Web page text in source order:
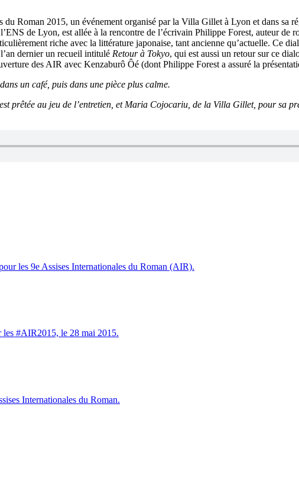
du Roman 2015, un événement organisé par la Villa Gillet à Lyon et dans sa
de Lyon, est allée à la rencontre de l’écrivain Philippe Forest, auteur de
riche avec la littérature japonaise, tant ancienne qu’actuelle. Ce
dernier un recueil intitulé Retour à Tokyo, qui est aussi un retour sur ce
des AIR avec Kenzaburô Ôé (dont Philippe Forest a assuré la
un café, puis dans une pièce plus calme.
prêtée au jeu de l’entretien, et Maria Cojocariu, de la Villa Gillet, pour sa
les 9e Assises Internationales du Roman (AIR).
les #AIR2015, le 28 mai 2015.
Internationales du Roman.